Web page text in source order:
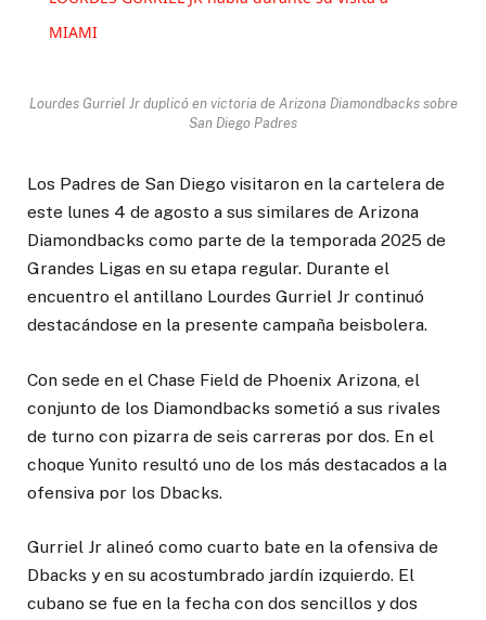
MIAMI
Lourdes Gurriel Jr duplicó en victoria de Arizona Diamondbacks sobre
San Diego Padres
Los Padres de San Diego visitaron en la cartelera de
este lunes 4 de agosto a sus similares de Arizona
Diamondbacks como parte de la temporada 2025 de
Grandes Ligas en su etapa regular. Durante el
encuentro el antillano Lourdes Gurriel Jr continuó
destacándose en la presente campaña beisbolera.
Con sede en el Chase Field de Phoenix Arizona, el
conjunto de los Diamondbacks sometió a sus rivales
de turno con pizarra de seis carreras por dos. En el
choque Yunito resultó uno de los más destacados a la
ofensiva por los Dbacks.
Gurriel Jr alineó como cuarto bate en la ofensiva de
Dbacks y en su acostumbrado jardín izquierdo. El
cubano se fue en la fecha con dos sencillos y dos